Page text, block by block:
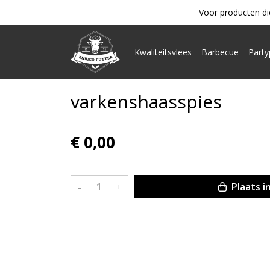
Voor producten
Kwaliteitsvlees Barbecue
varkenshaasspies
€ 0,00
– + Plaats